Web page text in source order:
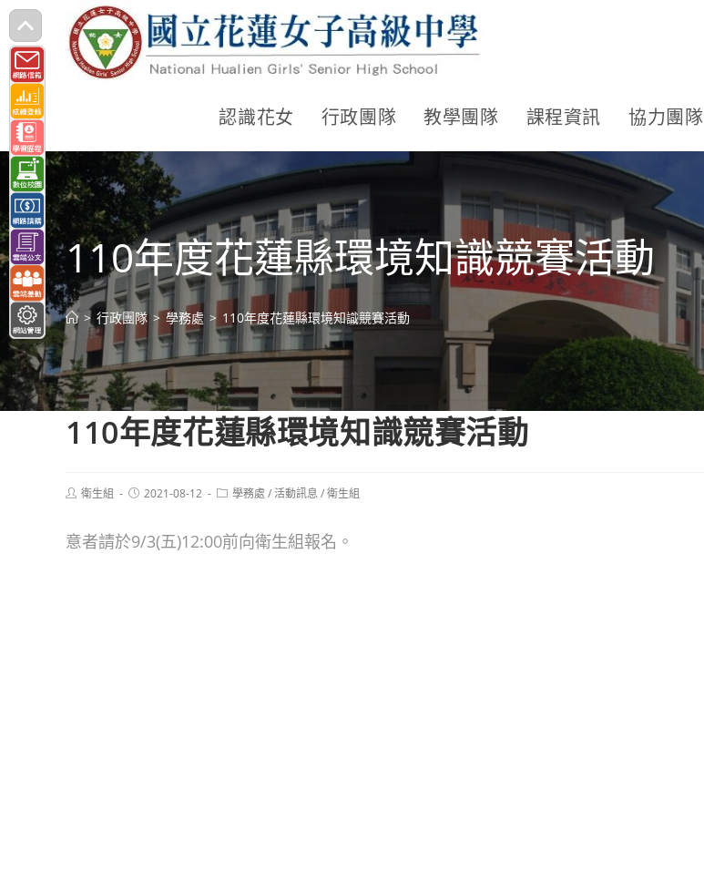
跳
轉
至
主
要
內
容
認識花女 行政團隊 教學團隊 課程資訊 協力團隊
110年度花蓮縣環境知識競賽活動
> 行政團隊 > 學務處 > 110年度花蓮縣環境知識競賽活動
110年度花蓮縣環境知識競賽活動
Post衛生組
Post2021-08-12
Post學務處 /活動訊息 /衛生組
意者請於9/3(五)12:00前向衛生組報名。